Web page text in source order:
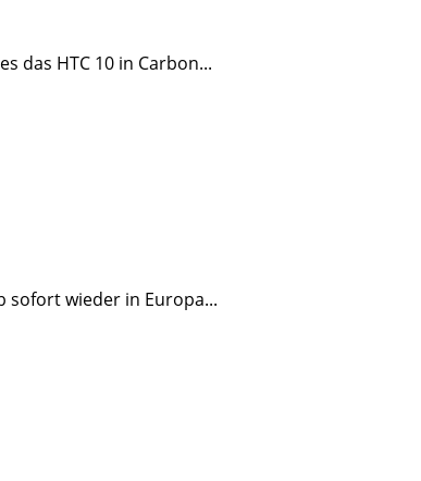
das HTC 10 in Carbon...
sofort wieder in Europa...